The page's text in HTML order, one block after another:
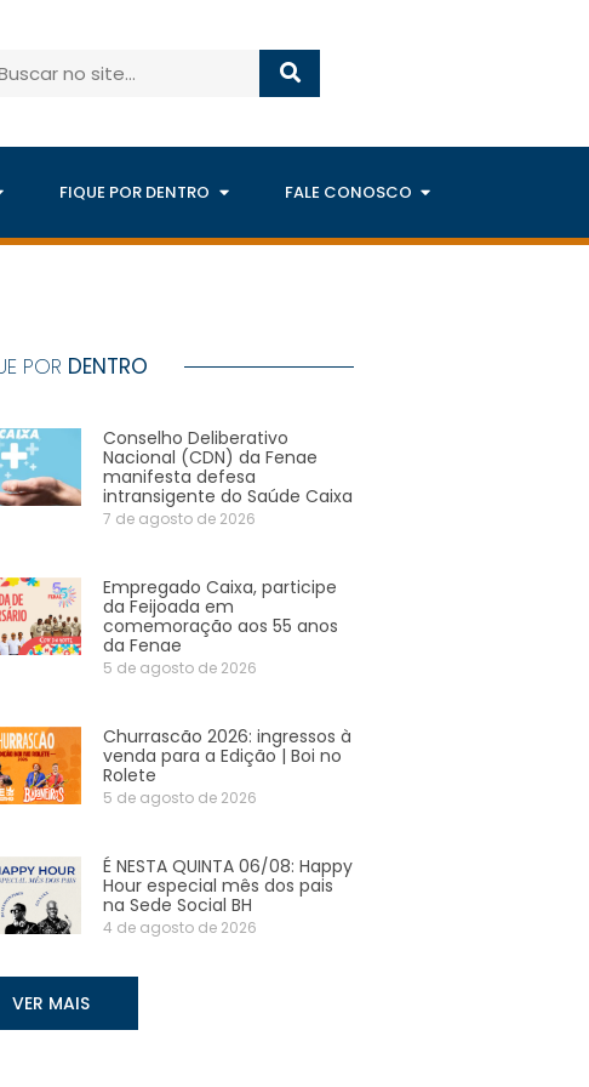
FIQUE POR DENTRO FALE CONOSCO
POR DENTRO
Conselho Deliberativo
Nacional (CDN) da Fenae
manifesta defesa
intransigente do Saúde Caixa
7 de agosto de 2026
Empregado Caixa, participe
da Feijoada em
comemoração aos 55 anos
da Fenae
5 de agosto de 2026
Churrascão 2026: ingressos à
venda para a Edição | Boi no
Rolete
5 de agosto de 2026
É NESTA QUINTA 06/08: Happy
Hour especial mês dos pais
na Sede Social BH
4 de agosto de 2026
VER MAIS